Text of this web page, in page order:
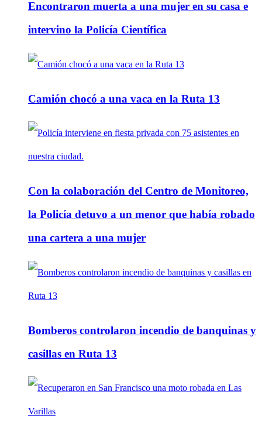
Encontraron muerta a una mujer en su casa e
intervino la Policía Científica
Camión chocó a una vaca en la Ruta 13
Con la colaboración del Centro de Monitoreo,
la Policía detuvo a un menor que había robado
una cartera a una mujer
Bomberos controlaron incendio de banquinas y
casillas en Ruta 13